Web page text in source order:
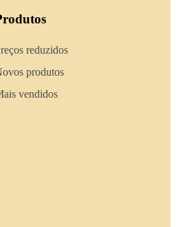
reduzidos
produtos
vendidos